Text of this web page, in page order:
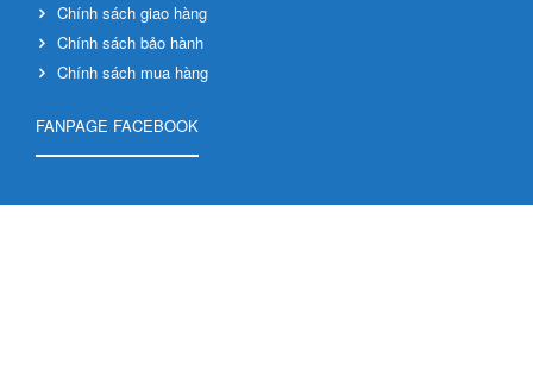
Chính sách giao hàng
Chính sách bảo hành
Chính sách mua hàng
FANPAGE FACEBOOK